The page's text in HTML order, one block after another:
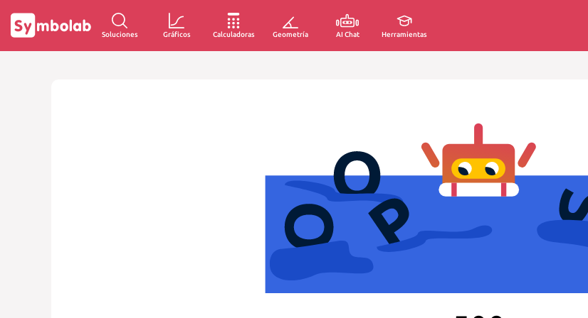
Soluciones Gráficos Calculadoras Geometría AI Chat Herramientas